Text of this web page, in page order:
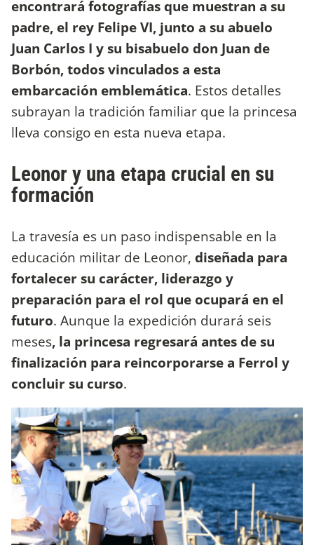
encontrará fotografías que muestran a su
padre, el rey Felipe VI, junto a su abuelo
Juan Carlos I y su bisabuelo don Juan de
Borbón, todos vinculados a esta
embarcación emblemática. Estos detalles
subrayan la tradición familiar que la princesa
lleva consigo en esta nueva etapa.
Leonor y una etapa crucial en su
formación
La travesía es un paso indispensable en la
educación militar de Leonor, diseñada para
fortalecer su carácter, liderazgo y
preparación para el rol que ocupará en el
futuro. Aunque la expedición durará seis
meses, la princesa regresará antes de su
finalización para reincorporarse a Ferrol y
concluir su curso.